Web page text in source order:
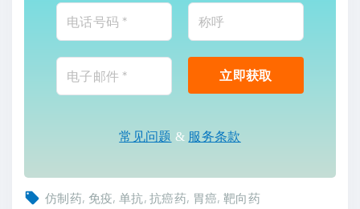
常见问题 & 服务条款
仿制药 免疫 单抗 抗癌药 胃癌 靶向药